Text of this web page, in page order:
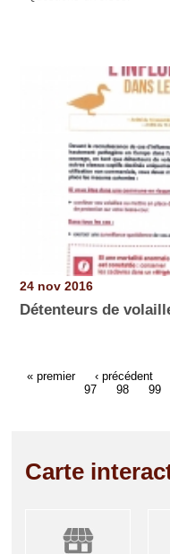
24 nov 2016
Détenteurs de
« premier ‹ précédent
97
98 99
Carte